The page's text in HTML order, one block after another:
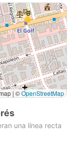
todo el año.
tu empresa en
Con un canon
281,20 que es
los
una visita hoy
por el
| ©OpenStreetMap
una línea recta